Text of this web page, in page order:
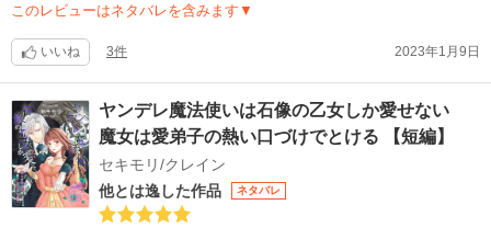
このレビューはネタバレを含みます▼
いいね 3件 2023年1月9日
ヤンデレ魔法使いは石像の乙女しか愛せない
魔女は愛弟子の熱い口づけでとける 【短編】
セキモリ/クレイン
他とは逸した作品
ネタバレ